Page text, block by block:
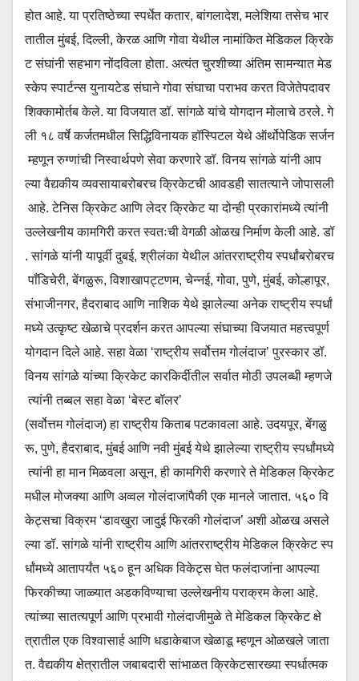
होत आहे. या प्रतिष्ठेच्या स्पर्धेत कतार, बांगलादेश, मलेशिया तसेच भार
तातील मुंबई, दिल्ली, केरळ आणि गोवा येथील नामांकित मेडिकल क्रिके
ट संघांनी सहभाग नोंदविला होता. अत्यंत चुरशीच्या अंतिम सामन्यात मेड
स्केप स्पार्टन्स युनायटेड संघाने गोवा संघाचा पराभव करत विजेतेपदावर
शिक्कामोर्तब केले. या विजयात डॉ. सांगळे यांचे योगदान मोलाचे ठरले. गे
ली १८ वर्षे कर्जतमधील सिद्धिविनायक हॉस्पिटल येथे ऑर्थोपेडिक सर्जन
म्हणून रुग्णांची निस्वार्थपणे सेवा करणारे डॉ. विनय सांगळे यांनी आप
ल्या वैद्यकीय व्यवसायाबरोबरच क्रिकेटची आवडही सातत्याने जोपासली
आहे. टेनिस क्रिकेट आणि लेदर क्रिकेट या दोन्ही प्रकारांमध्ये त्यांनी
उल्लेखनीय कामगिरी करत स्वतःची वेगळी ओळख निर्माण केली आहे. डॉ
. सांगळे यांनी यापूर्वी दुबई, श्रीलंका येथील आंतरराष्ट्रीय स्पर्धांबरोबरच
पाँडिचेरी, बेंगळुरू, विशाखापट्टणम, चेन्नई, गोवा, पुणे, मुंबई, कोल्हापूर,
संभाजीनगर, हैदराबाद आणि नाशिक येथे झालेल्या अनेक राष्ट्रीय स्पर्धां
मध्ये उत्कृष्ट खेळाचे प्रदर्शन करत आपल्या संघाच्या विजयात महत्त्वपूर्ण
योगदान दिले आहे. सहा वेळा ‘राष्ट्रीय सर्वोत्तम गोलंदाज’ पुरस्कार डॉ.
विनय सांगळे यांच्या क्रिकेट कारकिर्दीतील सर्वात मोठी उपलब्धी म्हणजे
त्यांनी तब्बल सहा वेळा ‘बेस्ट बॉलर’
(सर्वोत्तम गोलंदाज) हा राष्ट्रीय किताब पटकावला आहे. उदयपूर, बेंगळु
रू, पुणे, हैदराबाद, मुंबई आणि नवी मुंबई येथे झालेल्या राष्ट्रीय स्पर्धांमध्ये
त्यांनी हा मान मिळवला असून, ही कामगिरी करणारे ते मेडिकल क्रिकेट
मधील मोजक्या आणि अव्वल गोलंदाजांपैकी एक मानले जातात. ५६० वि
केट्सचा विक्रम ‘डावखुरा जादुई फिरकी गोलंदाज’ अशी ओळख असले
ल्या डॉ. सांगळे यांनी राष्ट्रीय आणि आंतरराष्ट्रीय मेडिकल क्रिकेट स्प
र्धांमध्ये आतापर्यंत ५६० हून अधिक विकेट्स घेत फलंदाजांना आपल्या
फिरकीच्या जाळ्यात अडकविण्याचा उल्लेखनीय पराक्रम केला आहे.
त्यांच्या सातत्यपूर्ण आणि प्रभावी गोलंदाजीमुळे ते मेडिकल क्रिकेट क्षे
त्रातील एक विश्वासार्ह आणि धडाकेबाज खेळाडू म्हणून ओळखले जाता
त. वैद्यकीय क्षेत्रातील जबाबदारी सांभाळत क्रिकेटसारख्या स्पर्धात्मक